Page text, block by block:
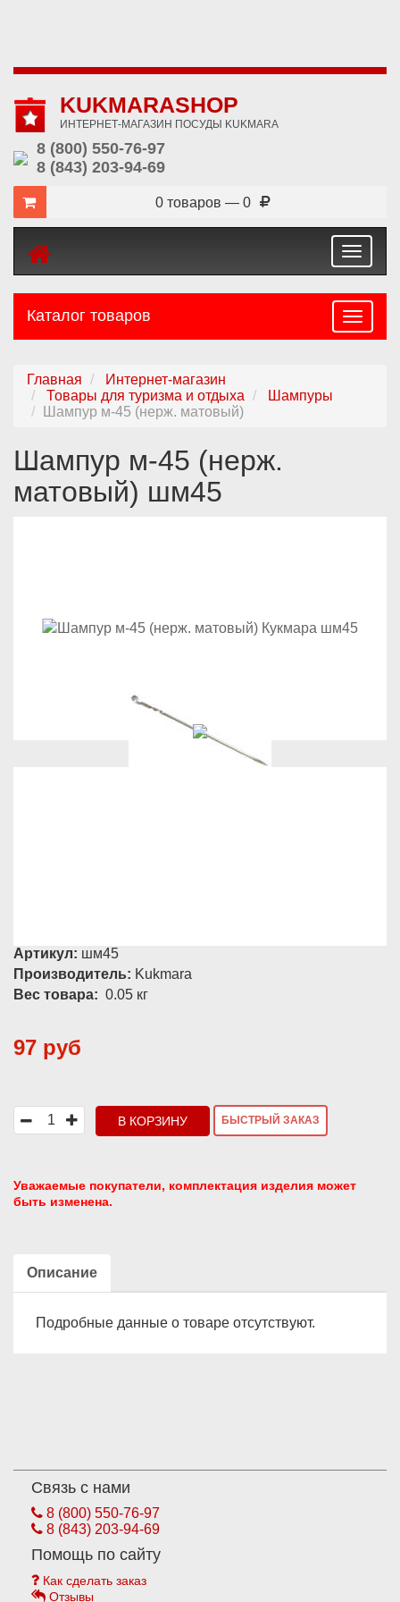
KUKMARASHOP
ИНТЕРНЕТ-МАГАЗИН ПОСУДЫ KUKMARA
8 (800) 550-76-97
8 (843) 203-94-69
0 товаров — 0
Toggle
Каталог товаров
Главная
Интернет-магазин
Товары для туризма и отдыха
Шампуры
Шампур м-45 (нерж. матовый)
Шампур м-45 (нерж.
матовый) шм45
Артикул: шм45
Производитель: Kukmara
Вес товара: 0.05 кг
97 руб
В КОРЗИНУ БЫСТРЫЙ ЗАКАЗ
Уважаемые покупатели, комплектация изделия может
быть изменена.
Описание
Подробные данные о товаре отсутствуют.
Связь с нами
8 (800) 550-76-97
8 (843) 203-94-69
Помощь по сайту
Как сделать заказ
Отзывы